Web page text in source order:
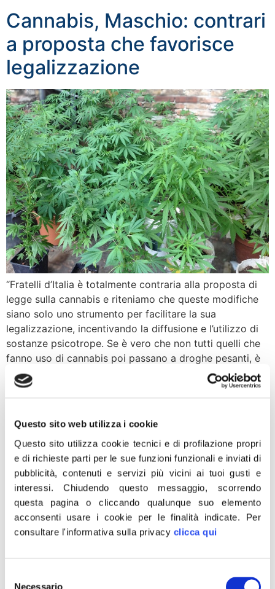
Questo sito web utilizza i cookie
Questo sito utilizza cookie tecnici e di profilazione propri
e di richieste parti per le sue funzioni funzionali e inviati di
pubblicità, contenuti e servizi più vicini ai tuoi gusti e
interessi.Chiudendo questo messaggio, scorrendo
questa pagina o cliccando qualunque suo elemento
acconsenti usare i cookie per le finalità indicate. Per
consultare l'informativa sulla privacy clicca qui
Necessario
Cannabis, Maschio: contrari
a proposta che favorisce
legalizzazione
“Fratelli d’Italia è totalmente contraria alla proposta di
legge sulla cannabis e riteniamo che queste modifiche
siano solo uno strumento per facilitare la sua
legalizzazione, incentivando la diffusione e l’utilizzo di
sostanze psicotrope. Se è vero che non tutti quelli che
fanno uso di cannabis poi passano a droghe pesanti, è
invece scientificamente provato che […]
a battersi per i diritti dei
balneari